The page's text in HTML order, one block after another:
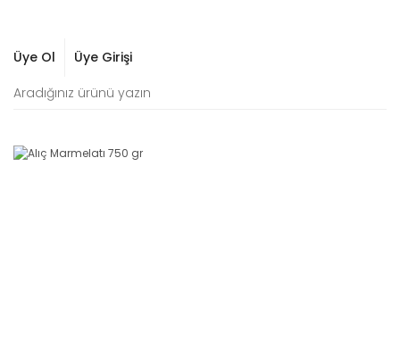
Üye Ol Üye Girişi